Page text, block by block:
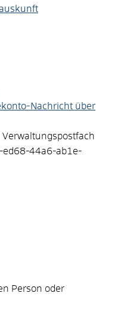
Nachricht über
ed68-44a6-ab1e-
Person oder